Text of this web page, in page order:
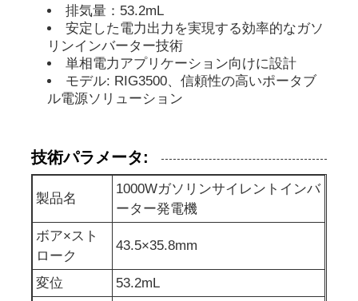
防音の発電機セット
家の使用発電機
低騒音発電機
発電機の維持
溶接発電機セット
排気量：53.2mL
安定した電力出力を実現する効率的なガソ
リンインバーター技術
単相電力アプリケーション向けに設計
モデル: RIG3500、信頼性の高いポータブ
ル電源ソリューション
技術パラメータ:
製品名
1000Wガソリンサイレントインバ
ーター発電機
ボア×スト
ローク
43.5×35.8mm
変位
53.2mL